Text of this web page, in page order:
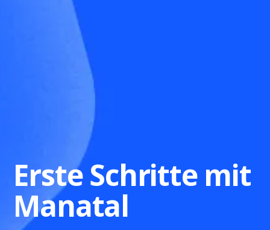
Erste Schritte mit
Manatal